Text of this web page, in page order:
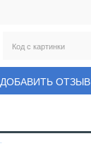
ДОБАВИТЬ ОТЗЫВ